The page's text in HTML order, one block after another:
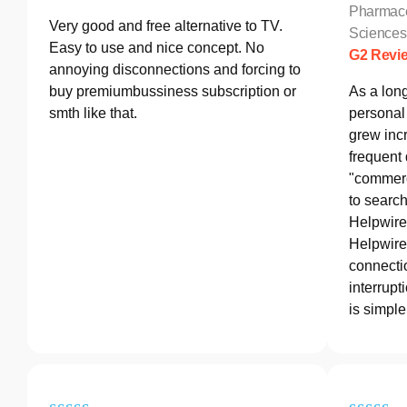
Very good and free alternative to TV.
Easy to use and nice concept. No
annoying disconnections and forcing to
buy premiumbussiness subscription or
smth like that.
Sciences
G2
As a
grew
frequent
to
is